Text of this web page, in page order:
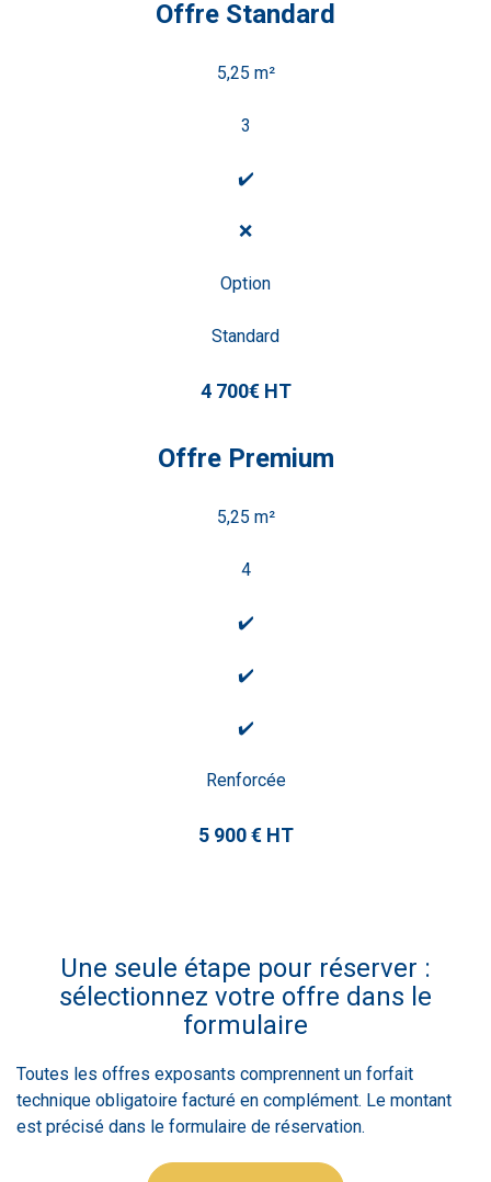
Offre Standard
5,25 m²
3
✔️
❌
Option
Standard
4 700€ HT
Offre Premium
5,25 m²
4
✔️
✔️
✔️
Renforcée
5 900 € HT
Une seule étape pour réserver :
sélectionnez votre offre dans le
formulaire
Toutes les offres exposants comprennent un forfait
technique obligatoire facturé en complément. Le montant
est précisé dans le formulaire de réservation.